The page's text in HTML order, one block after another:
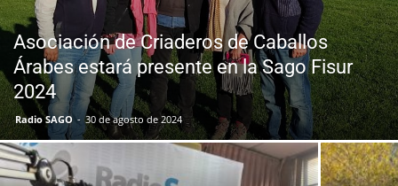
Asociación de Criaderos de Caballos
Árabes estará presente en la Sago Fisur
2024
Radio SAGO - 30 de agosto de 2024